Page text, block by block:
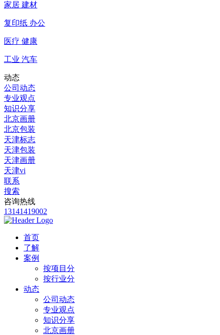
家居 建材
复印纸 办公
医疗 健康
工业 汽车
动态
公司动态
专业观点
知识分享
北京画册
北京包装
天津标志
天津包装
天津画册
天津vi
联系
搜索
咨询热线
13141419002
首页
了解
案例
按项目分
按行业分
动态
公司动态
专业观点
知识分享
北京画册